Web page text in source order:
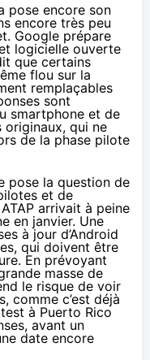
pose encore son
encore très peu
Google prépare
logicielle ouverte
que certains
flou sur la
remplaçables
sont
smartphone et de
originaux, qui ne
de la phase pilote
pose la question de
et de
arrivait à peine
en janvier. Une
à jour d’Android
qui doivent être
En prévoyant
masse de
le risque de voir
comme c’est déjà
à Puerto Rico
avant un
date encore